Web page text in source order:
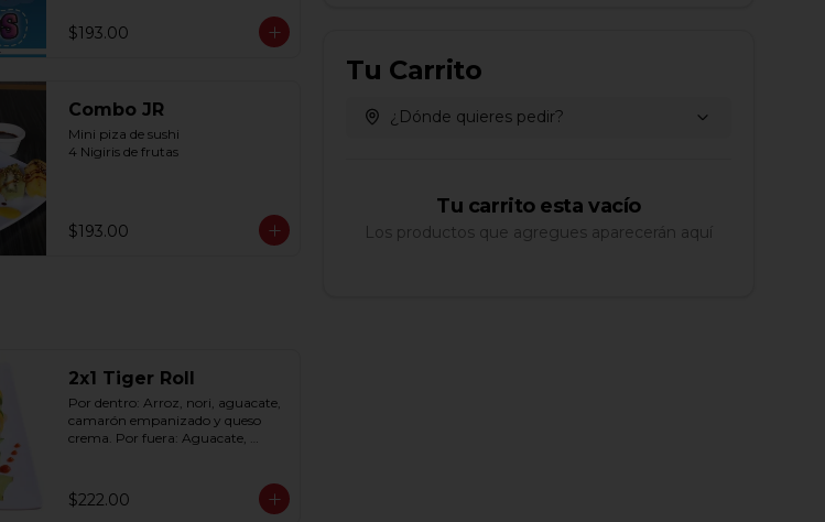
$193.00
Combo JR
Mini piza de sushi
4 Nigiris de frutas
$193.00
2x1 Tiger Roll
Por dentro: Arroz, nori, aguacate,
camarón empanizado y queso
crema. Por fuera: Aguacate,
anguila (10 pzas. por rollo).
$222.00
Tu Carrito
¿Dónde quieres pedir?
Tu carrito esta vacío
Los productos que agregues aparecerán aquí